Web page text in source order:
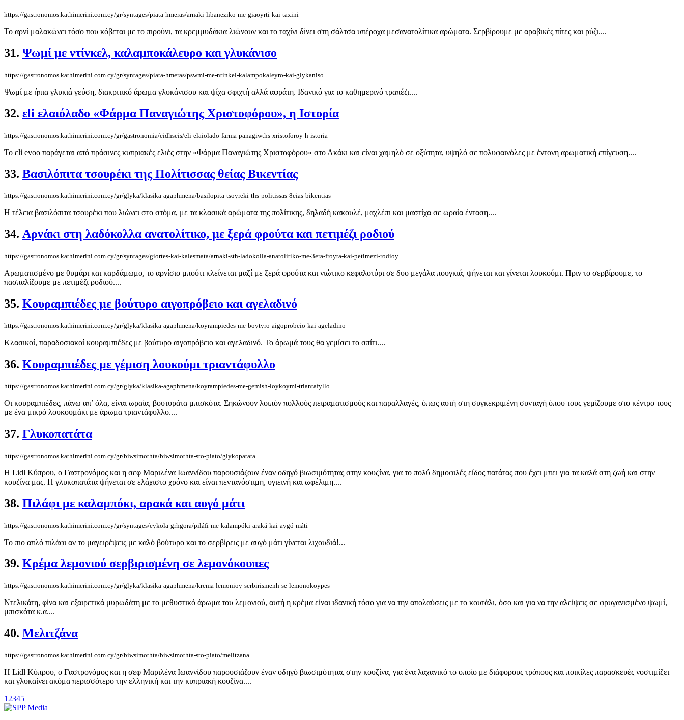
https://gastronomos.kathimerini.com.cy/gr/syntages/piata-hmeras/arnaki-libaneziko-me-giaoyrti-kai-taxini
Το αρνί μαλακώνει τόσο που κόβεται με το πιρούνι, τα κρεμμυδάκια λιώνουν και το ταχίνι δίνει στη σάλτσα υπέροχα μεσανατολίτικα αρώματα. Σερβίρουμε με αραβικές πίτες και ρύζι....
31. Ψωμί με ντίνκελ, καλαμποκάλευρο και γλυκάνισο
https://gastronomos.kathimerini.com.cy/gr/syntages/piata-hmeras/pswmi-me-ntinkel-kalampokaleyro-kai-glykaniso
Ψωμί με ήπια γλυκιά γεύση, διακριτικό άρωμα γλυκάνισου και ψίχα σφιχτή αλλά αφράτη. Ιδανικό για το καθημερινό τραπέζι....
32. εli ελαιόλαδο «Φάρμα Παναγιώτης Χριστοφόρου», η Ιστορία
https://gastronomos.kathimerini.com.cy/gr/gastronomia/eidhseis/eli-elaiolado-farma-panagiwths-xristoforoy-h-istoria
Το εli evoo παράγεται από πράσινες κυπριακές ελιές στην «Φάρμα Παναγιώτης Χριστοφόρου» στο Ακάκι και είναι χαμηλό σε οξύτητα, υψηλό σε πολυφαινόλες με έντονη αρωματική επίγευση....
33. Βασιλόπιτα τσουρέκι της Πολίτισσας θείας Βικεντίας
https://gastronomos.kathimerini.com.cy/gr/glyka/klasika-agaphmena/basilopita-tsoyreki-ths-politissas-8eias-bikentias
Η τέλεια βασιλόπιτα τσουρέκι που λιώνει στο στόμα, με τα κλασικά αρώματα της πολίτικης, δηλαδή κακουλέ, μαχλέπι και μαστίχα σε ωραία ένταση....
34. Αρνάκι στη λαδόκολλα ανατολίτικο, με ξερά φρούτα και πετιμέζι ροδιού
https://gastronomos.kathimerini.com.cy/gr/syntages/giortes-kai-kalesmata/arnaki-sth-ladokolla-anatolitiko-me-3era-froyta-kai-petimezi-rodioy
Αρωματισμένο με θυμάρι και καρδάμωμο, το αρνίσιο μπούτι κλείνεται μαζί με ξερά φρούτα και νιώτικο κεφαλοτύρι σε δυο μεγάλα πουγκιά, ψήνεται και γίνεται λουκούμι. Πριν το σερβίρουμε, το
πασπαλίζουμε με πετιμέζι ροδιού....
35. Κουραμπιέδες με βούτυρο αιγοπρόβειο και αγελαδινό
https://gastronomos.kathimerini.com.cy/gr/glyka/klasika-agaphmena/koyrampiedes-me-boytyro-aigoprobeio-kai-ageladino
Κλασικοί, παραδοσιακοί κουραμπιέδες με βούτυρο αιγοπρόβειο και αγελαδινό. Το άρωμά τους θα γεμίσει το σπίτι....
36. Κουραμπιέδες με γέμιση λουκούμι τριαντάφυλλο
https://gastronomos.kathimerini.com.cy/gr/glyka/klasika-agaphmena/koyrampiedes-me-gemish-loykoymi-triantafyllo
Οι κουραμπιέδες, πάνω απ’ όλα, είναι ωραία, βουτυράτα μπισκότα. Σηκώνουν λοιπόν πολλούς πειραματισμούς και παραλλαγές, όπως αυτή στη συγκεκριμένη συνταγή όπου τους γεμίζουμε στο κέντρο τους
με ένα μικρό λουκουμάκι με άρωμα τριαντάφυλλο....
37. Γλυκοπατάτα
https://gastronomos.kathimerini.com.cy/gr/biwsimothta/biwsimothta-sto-piato/glykopatata
Η Lidl Κύπρου, ο Γαστρονόμος και η σεφ Μαριλένα Ιωαννίδου παρουσιάζουν έναν οδηγό βιωσιμότητας στην κουζίνα, για το πολύ δημοφιλές είδος πατάτας που έχει μπει για τα καλά στη ζωή και στην
κουζίνα μας. Η γλυκοπατάτα ψήνεται σε ελάχιστο χρόνο και είναι πεντανόστιμη, υγιεινή και ωφέλιμη....
38. Πιλάφι με καλαμπόκι, αρακά και αυγό μάτι
https://gastronomos.kathimerini.com.cy/gr/syntages/eykola-grhgora/piláfi-me-kalampóki-araká-kai-aygó-máti
Το πιο απλό πιλάφι αν το μαγειρέψεις με καλό βούτυρο και το σερβίρεις με αυγό μάτι γίνεται λιχουδιά!...
39. Κρέμα λεμονιού σερβιρισμένη σε λεμονόκουπες
https://gastronomos.kathimerini.com.cy/gr/glyka/klasika-agaphmena/krema-lemonioy-serbirismenh-se-lemonokoypes
Nτελικάτη, φίνα και εξαιρετικά μυρωδάτη με το μεθυστικό άρωμα του λεμονιού, αυτή η κρέμα είναι ιδανική τόσο για να την απολαύσεις με το κουτάλι, όσο και για να την αλείψεις σε φρυγανισμένο ψωμί,
μπισκότα κ.α....
40. Μελιτζάνα
https://gastronomos.kathimerini.com.cy/gr/biwsimothta/biwsimothta-sto-piato/melitzana
Η Lidl Κύπρου, ο Γαστρονόμος και η σεφ Μαριλένα Ιωαννίδου παρουσιάζουν έναν οδηγό βιωσιμότητας στην κουζίνα, για ένα λαχανικό το οποίο με διάφορους τρόπους και ποικίλες παρασκευές νοστιμίζει
και γλυκαίνει ακόμα περισσότερο την ελληνική και την κυπριακή κουζίνα....
1 2345